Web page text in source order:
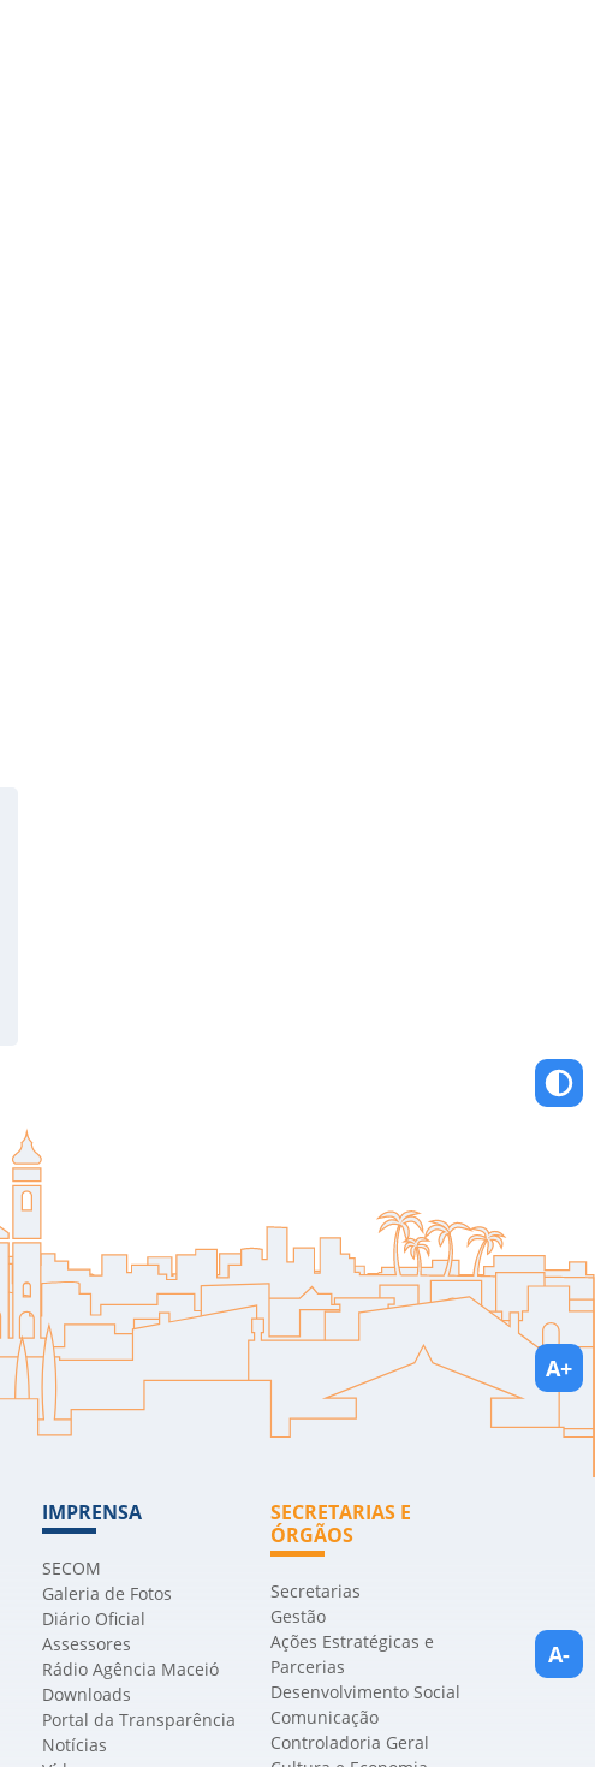
IMPRENSA
SECOM
Galeria de Fotos
Diário Oficial
Assessores
Rádio Agência Maceió
Downloads
Portal da Transparência
Notícias
SECRETARIAS E
ÓRGÃOS
Secretarias
Gestão
Ações Estratégicas e
Parcerias
Desenvolvimento Social
Comunicação
Controladoria Geral
A+
A-